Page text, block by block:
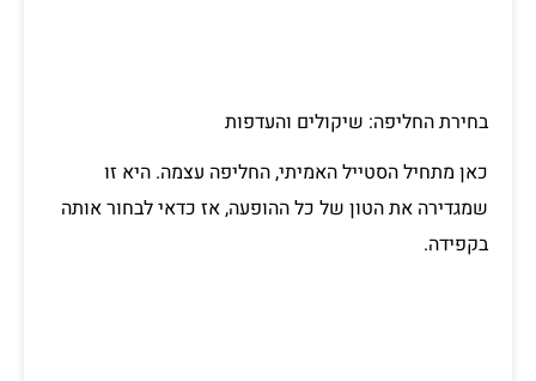
בחירת החליפה: שיקולים והעדפות
כאן מתחיל הסטייל האמיתי, החליפה עצמה. היא זו
שמגדירה את הטון של כל ההופעה, אז כדאי לבחור אותה
בקפידה.